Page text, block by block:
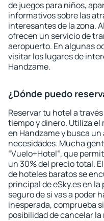
de juegos para niños,
informativos sobre las
interesantes de la zona.
ofrecen un servicio de
aeropuerto. En algunas
visitar los lugares de
Handzame.
¿Dónde puedo
Reservar tu hotel a
tiempo y dinero. Utiliza
en Handzame y busca
necesidades. Mucha
“Vuelo+Hotel“, que
un 30% del precio total.
de hoteles baratos se
principal de eSky.es en la
seguro de si vas a poder
inesperada, comprueba
posibilidad de cancelar